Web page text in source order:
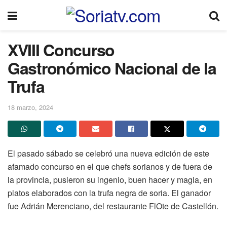
XVIII Concurso
Gastronómico Nacional de la
Trufa
18 marzo, 2024
El pasado sábado se celebró una nueva edición de este
afamado concurso en el que chefs sorianos y de fuera de
la provincia, pusieron su ingenio, buen hacer y magia, en
platos elaborados con la trufa negra de soria. El ganador
fue Adrián Merenciano, del restaurante FlOte de Castellón.